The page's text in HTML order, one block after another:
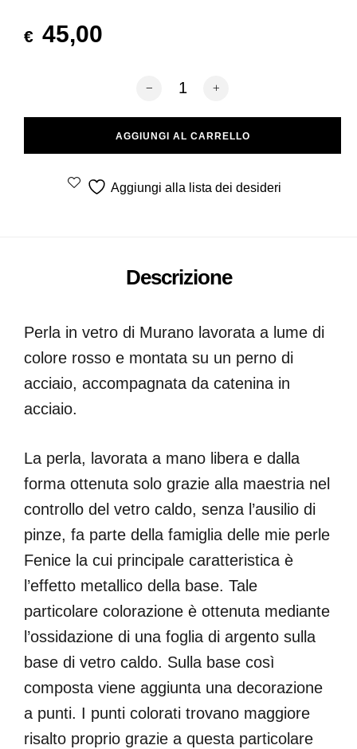
€ 45,00
Fenice rossa quantità
AGGIUNGI AL CARRELLO
Aggiungi alla lista dei desideri
Descrizione
Perla in vetro di Murano lavorata a lume di
colore rosso e montata su un perno di
acciaio, accompagnata da catenina in
acciaio.
La perla, lavorata a mano libera e dalla
forma ottenuta solo grazie alla maestria nel
controllo del vetro caldo, senza l’ausilio di
pinze, fa parte della famiglia delle mie perle
Fenice la cui principale caratteristica è
l’effetto metallico della base. Tale
particolare colorazione è ottenuta mediante
l’ossidazione di una foglia di argento sulla
base di vetro caldo. Sulla base così
composta viene aggiunta una decorazione
a punti. I punti colorati trovano maggiore
risalto proprio grazie a questa particolare